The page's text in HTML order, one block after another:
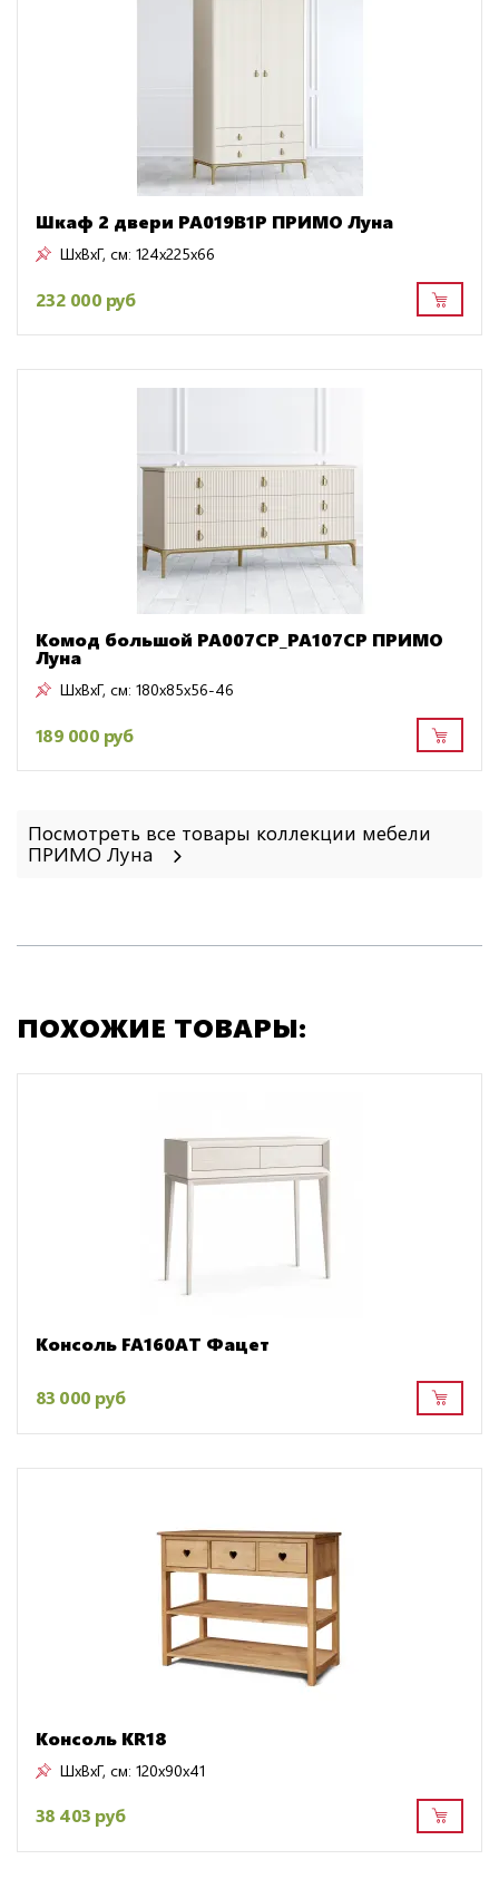
Шкаф 2 двери PA019B1P ПРИМО Луна
ШxВxГ, см: 124x225x66
232 000 руб
Комод большой PA007CP_PA107CP ПРИМО
Луна
ШxВxГ, см: 180x85x56-46
189 000 руб
Посмотреть все товары коллекции мебели
ПРИМО Луна
ПОХОЖИЕ ТОВАРЫ:
Консоль FA160АT Фацет
83 000 руб
Консоль KR18
ШxВxГ, см: 120x90x41
38 403 руб